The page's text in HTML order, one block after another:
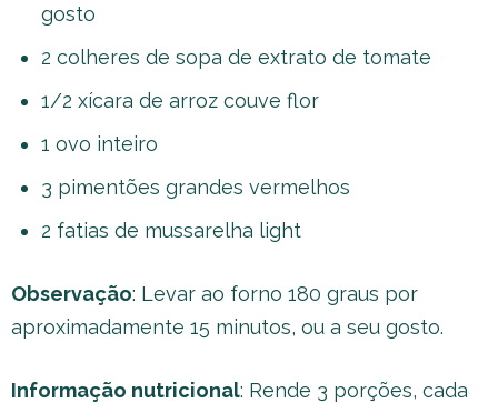
gosto
2 colheres de sopa de extrato de tomate
1/2 xícara de arroz couve flor
1 ovo inteiro
3 pimentões grandes vermelhos
2 fatias de mussarelha light
Observação: Levar ao forno 180 graus por
aproximadamente 15 minutos, ou a seu gosto.
Informação nutricional: Rende 3 porções, cada